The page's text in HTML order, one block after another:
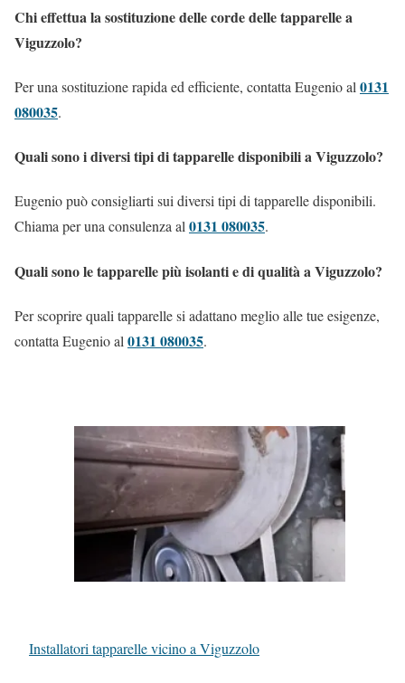
Chi effettua la sostituzione delle corde delle tapparelle a
Viguzzolo?
Per una sostituzione rapida ed efficiente, contatta Eugenio al 0131
080035.
Quali sono i diversi tipi di tapparelle disponibili a Viguzzolo?
Eugenio può consigliarti sui diversi tipi di tapparelle disponibili.
Chiama per una consulenza al0131 080035.
Quali sono le tapparelle più isolanti e di qualità a Viguzzolo?
Per scoprire quali tapparelle si adattano meglio alle tue esigenze,
contatta Eugenio al 0131 080035.
Installatori tapparelle vicino a Viguzzolo